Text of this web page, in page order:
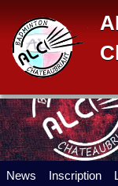
News Inscription